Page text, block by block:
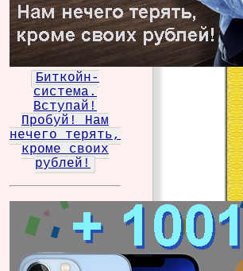
Биткойн-
система.
Вступай!
Пробуй! Нам
нечего терять,
кроме своих
рублей!